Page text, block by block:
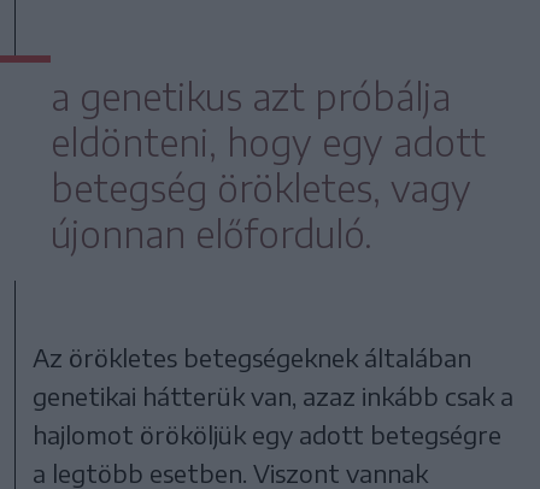
a genetikus azt próbálja
eldönteni, hogy egy adott
betegség örökletes, vagy
újonnan előforduló.
Az örökletes betegségeknek általában
genetikai hátterük van, azaz inkább csak a
hajlomot örököljük egy adott betegségre
a legtöbb esetben. Viszont vannak